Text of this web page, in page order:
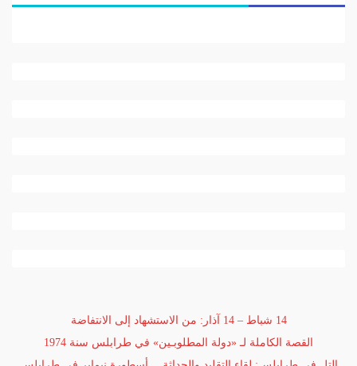
14 شباط – 14 آذار: من الاستشهاد إلى الانتفاضة
القصة الكاملة لـ «دولة المطلوبـين» في طرابلس سنة 1974